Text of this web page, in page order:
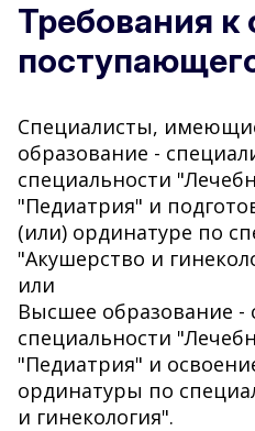
Требования
Cпециалисты,
образование -
специальности
"Педиатрия" и
(или) ординатуре по
"Акушерство и
или
Высшее образование -
специальности
"Педиатрия" и
ординатуры по
и гинекология".